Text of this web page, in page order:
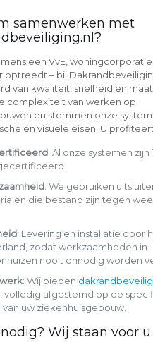
samenwerken met
een VvE,
optreedt – bij
van kwaliteit, snelheid en
complexiteit van werken op
en stemmen onze
én visuele eisen. U
: Al onze systemen zijn
: We gebruiken
die bestand zijn tegen
: Levering en installatie door
zodat werkzaamheden in
nooit onnodig worden
: Wij bieden
, volledig afgestemd op de
van uw ziekenhuisgebouw.
Wij staan voor